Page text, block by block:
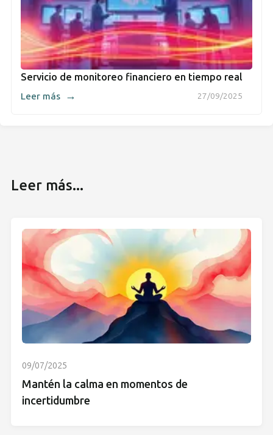
Servicio de monitoreo financiero en tiempo real
27/09/2025
Leer más →
Leer más...
09/07/2025
Mantén la calma en momentos de
incertidumbre